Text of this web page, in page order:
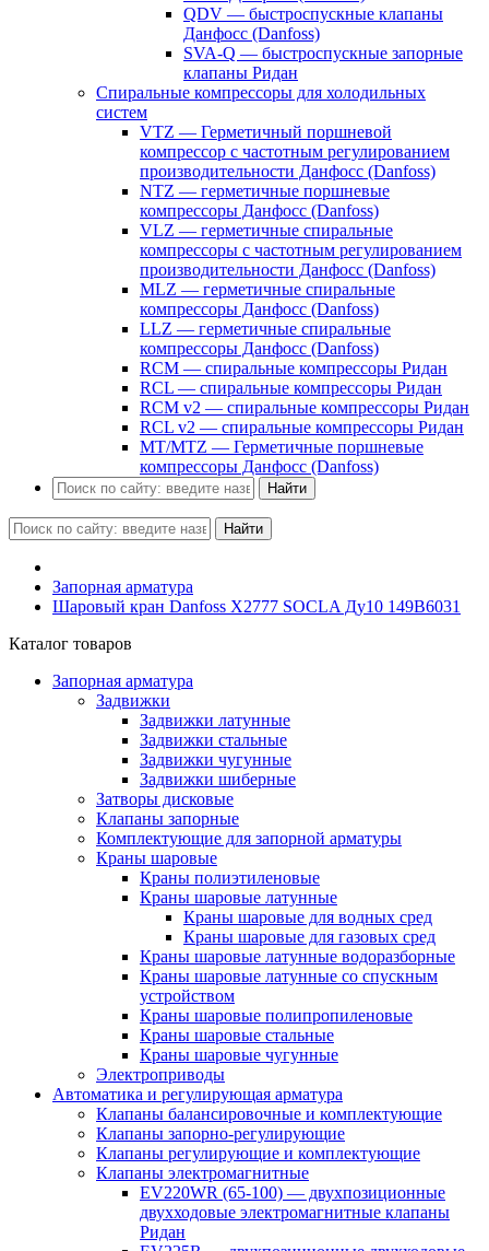
QDV — быстроспускные клапаны
Данфосс (Danfoss)
SVA-Q — быстроспускные запорные
клапаны Ридан
Спиральные компрессоры для холодильных
систем
VTZ — Герметичный поршневой
компрессор с частотным регулированием
производительности Данфосс (Danfoss)
NTZ — герметичные поршневые
компрессоры Данфосс (Danfoss)
VLZ — герметичные спиральные
компрессоры с частотным регулированием
производительности Данфосс (Danfoss)
MLZ — герметичные спиральные
компрессоры Данфосс (Danfoss)
LLZ — герметичные спиральные
компрессоры Данфосс (Danfoss)
RCM — спиральные компрессоры Ридан
RCL — спиральные компрессоры Ридан
RCM v2 — спиральные компрессоры Ридан
RCL v2 — спиральные компрессоры Ридан
MT/MTZ — Герметичные поршневые
компрессоры Данфосс (Danfoss)
Найти
Найти
Запорная арматура
Шаровый кран Danfoss Х2777 SOCLA Ду10 149B6031
Каталог товаров
Запорная арматура
Задвижки
Задвижки латунные
Задвижки стальные
Задвижки чугунные
Задвижки шиберные
Затворы дисковые
Клапаны запорные
Комплектующие для запорной арматуры
Краны шаровые
Краны полиэтиленовые
Краны шаровые латунные
Краны шаровые для водных сред
Краны шаровые для газовых сред
Краны шаровые латунные водоразборные
Краны шаровые латунные со спускным
устройством
Краны шаровые полипропиленовые
Краны шаровые стальные
Краны шаровые чугунные
Электроприводы
Автоматика и регулирующая арматура
Клапаны балансировочные и комплектующие
Клапаны запорно-регулирующие
Клапаны регулирующие и комплектующие
Клапаны электромагнитные
EV220WR (65-100) — двухпозиционные
двухходовые электромагнитные клапаны
Ридан